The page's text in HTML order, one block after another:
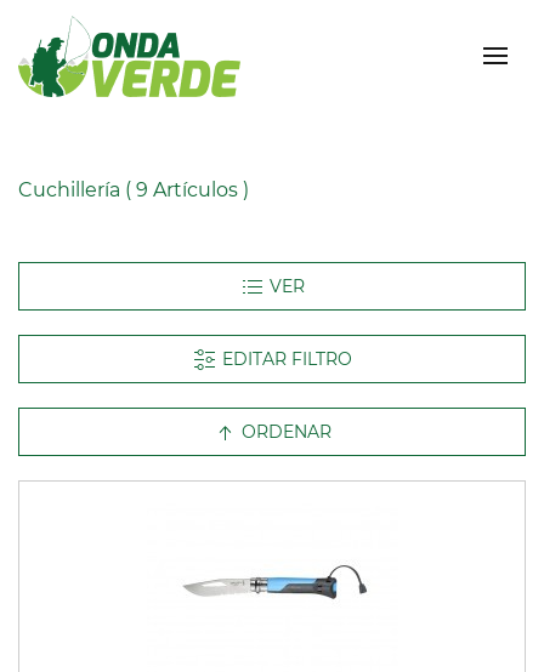
Cuchillería ( 9 Artículos )
EDITAR FILTRO
ORDENAR